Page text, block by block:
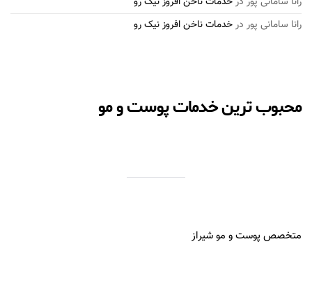
رانا سامانی پور درخدمات ناخن افروز نیک رو
محبوب ترین خدمات پوست و مو
متخصص پوست و مو شیراز